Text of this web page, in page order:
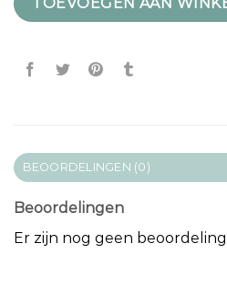
BEOORDELINGEN (0)
Beoordelingen
Er zijn nog geen